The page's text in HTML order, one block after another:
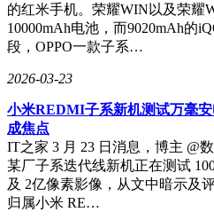
的红米手机。荣耀WIN以及荣耀
10000mAh电池，而9020mAh的
段，OPPO一款子系…
2026-03-23
小米REDMI子系新机测试万毫
成焦点
IT之家 3 月 23 日消息，博主 @
某厂子系迭代线新机正在测试
及 2亿像素影像，从文中暗示及
归属小米 RE…